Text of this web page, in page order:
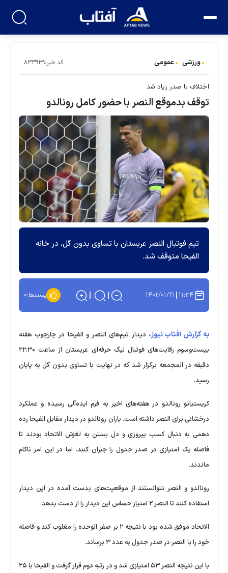
ورزشی عمومی کد خبر:۸۳۳۹۳۹
اختلاف با صدر زیاد شد
توقف بدموقع النصر با حضور کامل رونالدو
تیم فوتبال النصر عربستان با تساوی بدون گل، در خانه
الفیحا متوقف شد.
۱۱:۳۴ ۱۴۰۲/۰۱/۲۱ پسندها:۰
به گزارش آفتاب نیوز، دیدار تیم‌های النصر و الفیحا در چارچوب هفته
بیست‌وسوم رقابت‌های فوتبال لیگ حرفه‌ای عربستان از ساعت ۲۲:۳۰
دقیقه در المجمعه برگزار شد که در نهایت با تساوی بدون گل به پایان
رسید.
کریستیانو رونالدو در هفته‌های اخیر به فرم ایده‌آلی رسیده و عملکرد
درخشانی برای النصر داشته است. یاران رونالدو در دیدار مقابل الفیحا رده
دهمی به دنبال کسب پیروزی و دل بستن به لغزش الاتحاد بودند تا
فاصله یک امتیازی در صدر جدول را جبران کنند، اما در این امر ناکام
ماندند.
رونالدو و النصر نتوانستند از موقعیت‌های بدست آمده در این دیدار
استفاده کنند تا النصر ۲ امتیاز حساس این دیدار را از دست بدهد.
الاتحاد موفق شده بود با نتیجه ۲ بر صفر الوحده را مغلوب کند و فاصله
خود را با النصر در صدر جدول به عدد ۳ برساند.
با این نتیجه النصر ۵۳ امتیازی شد و در رتبه دوم قرار گرفت و الفیحا با ۲۵